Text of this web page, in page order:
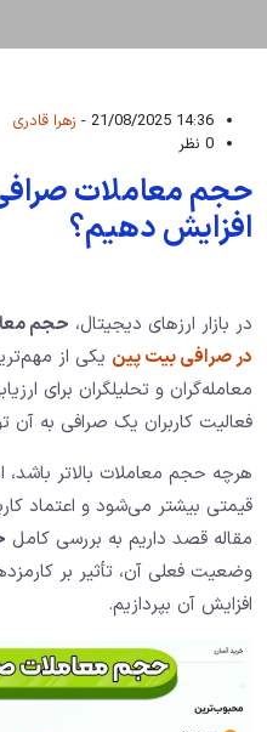
14:36 21/08/2025 -
زهرا قادری
0 نظر
حجم معاملات
افزایش دهیم؟
در بازار ارزهای دیجیتال، حجم
در صرافی بیت پین یکی از
معامله‌گران و تحلیلگران برای
فعالیت کاربران یک صرافی به آن
هرچه حجم معاملات بالاتر
قیمتی بیشتر می‌شود و اعتماد
مقاله قصد داریم به بررسی کامل
وضعیت فعلی آن، تأثیر بر
افزایش آن بپردازیم.